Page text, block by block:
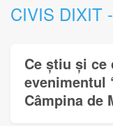
CIVIS DIXIT
Ce știu și ce
evenimentul
Câmpina de